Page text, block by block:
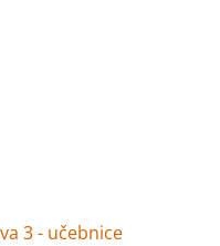
3 - učebnice